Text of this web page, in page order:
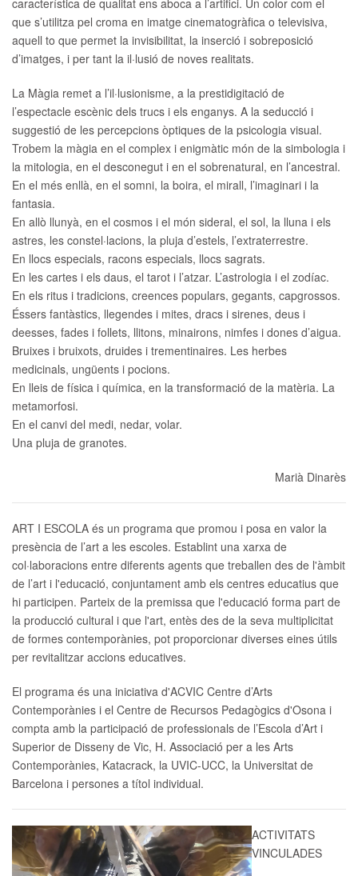
característica de qualitat ens aboca a l’artifici. Un color com el
que s’utilitza pel croma en imatge cinematogràfica o televisiva,
aquell to que permet la invisibilitat, la inserció i sobreposició
d’imatges, i per tant la il·lusió de noves realitats.
La Màgia remet a l’il·lusionisme, a la prestidigitació de
l’espectacle escènic dels trucs i els enganys. A la seducció i
suggestió de les percepcions òptiques de la psicologia visual.
Trobem la màgia en el complex i enigmàtic món de la simbologia i
la mitologia, en el desconegut i en el sobrenatural, en l’ancestral.
En el més enllà, en el somni, la boira, el mirall, l’imaginari i la
fantasia.
En allò llunyà, en el cosmos i el món sideral, el sol, la lluna i els
astres, les constel·lacions, la pluja d’estels, l’extraterrestre.
En llocs especials, racons especials, llocs sagrats.
En les cartes i els daus, el tarot i l’atzar. L’astrologia i el zodíac.
En els ritus i tradicions, creences populars, gegants, capgrossos.
Éssers fantàstics, llegendes i mites, dracs i sirenes, deus i
deesses, fades i follets, llitons, minairons, nimfes i dones d’aigua.
Bruixes i bruixots, druides i trementinaires. Les herbes
medicinals, ungüents i pocions.
En lleis de física i química, en la transformació de la matèria. La
metamorfosi.
En el canvi del medi, nedar, volar.
Una pluja de granotes.
Marià Dinarès
ART I ESCOLA és un programa que promou i posa en valor la
presència de l’art a les escoles. Establint una xarxa de
col·laboracions entre diferents agents que treballen des de l'àmbit
de l’art i l'educació, conjuntament amb els centres educatius que
hi participen. Parteix de la premissa que l'educació forma part de
la producció cultural i que l'art, entès des de la seva multiplicitat
de formes contemporànies, pot proporcionar diverses eines útils
per revitalitzar accions educatives.
El programa és una iniciativa d'ACVIC Centre d’Arts
Contemporànies i el Centre de Recursos Pedagògics d'Osona i
compta amb la participació de professionals de l’Escola d’Art i
Superior de Disseny de Vic, H. Associació per a les Arts
Contemporànies, Katacrack, la UVIC-UCC, la Universitat de
Barcelona i persones a títol individual.
ACTIVITATS
VINCULADES